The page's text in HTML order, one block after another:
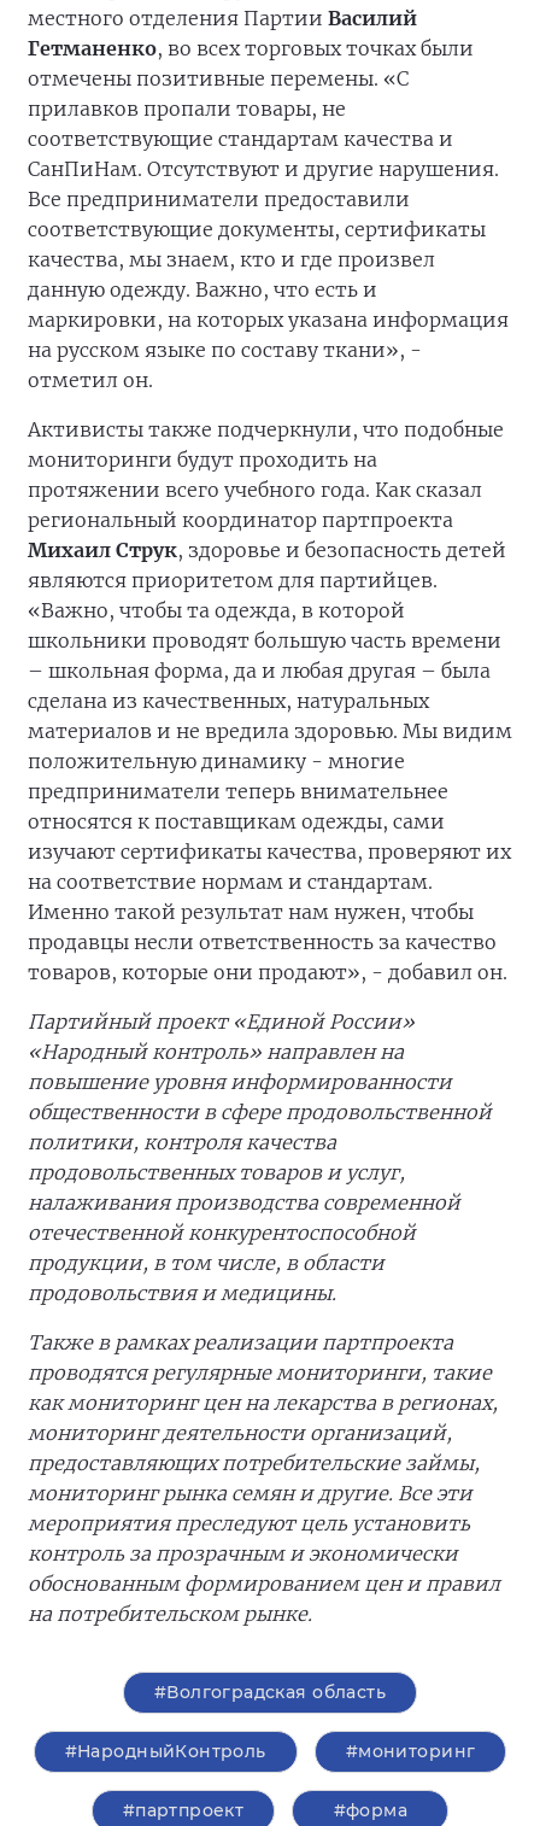
местного отделения Партии Василий
Гетманенко, во всех торговых точках были
отмечены позитивные перемены. «С
прилавков пропали товары, не
соответствующие стандартам качества и
СанПиНам. Отсутствуют и другие нарушения.
Все предприниматели предоставили
соответствующие документы, сертификаты
качества, мы знаем, кто и где произвел
данную одежду. Важно, что есть и
маркировки, на которых указана информация
на русском языке по составу ткани», -
отметил он.
Активисты также подчеркнули, что подобные
мониторинги будут проходить на
протяжении всего учебного года. Как сказал
региональный координатор партпроекта
Михаил Струк, здоровье и безопасность детей
являются приоритетом для партийцев.
«Важно, чтобы та одежда, в которой
школьники проводят большую часть времени
– школьная форма, да и любая другая – была
сделана из качественных, натуральных
материалов и не вредила здоровью. Мы видим
положительную динамику - многие
предприниматели теперь внимательнее
относятся к поставщикам одежды, сами
изучают сертификаты качества, проверяют их
на соответствие нормам и стандартам.
Именно такой результат нам нужен, чтобы
продавцы несли ответственность за качество
товаров, которые они продают», - добавил он.
Партийный проект «Единой России»
«Народный контроль» направлен на
повышение уровня информированности
общественности в сфере продовольственной
политики, контроля качества
продовольственных товаров и услуг,
налаживания производства современной
отечественной конкурентоспособной
продукции, в том числе, в области
продовольствия и медицины.
Также в рамках реализации партпроекта
проводятся регулярные мониторинги, такие
как мониторинг цен на лекарства в регионах,
мониторинг деятельности организаций,
предоставляющих потребительские займы,
мониторинг рынка семян и другие. Все эти
мероприятия преследуют цель установить
контроль за прозрачным и экономически
обоснованным формированием цен и правил
на потребительском рынке.
#Волгоградская область
#НародныйКонтроль #мониторинг
#партпроект #форма